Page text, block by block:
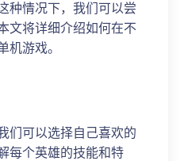
种情况下，我们可以尝
文将详细介绍如何在不
机游戏。
们可以选择自己喜欢的
每个英雄的技能和特